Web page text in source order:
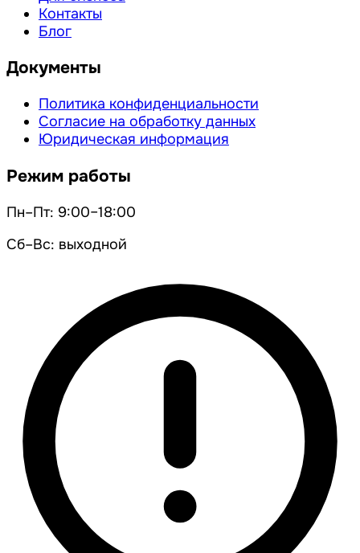
Контакты
Блог
Документы
Политика конфиденциальности
Согласие на обработку данных
Юридическая информация
Режим работы
Пн–Пт: 9:00–18:00
Сб–Вс: выходной